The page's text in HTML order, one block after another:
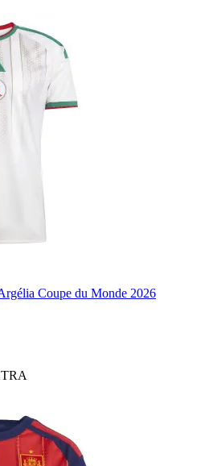
Coupe du Monde 2026